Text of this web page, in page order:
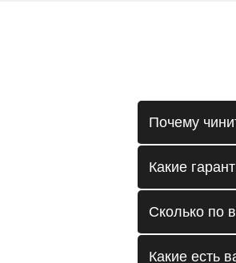
Почему
Какие
Сколько по
Какие есть